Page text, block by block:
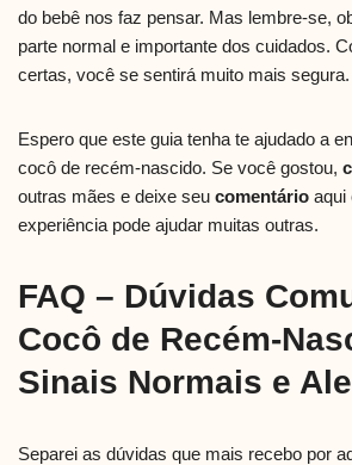
do bebê nos faz pensar. Mas lembre-se,
parte normal e importante dos cuidados.
certas, você se sentirá muito mais segura.
Espero que este guia tenha te ajudado a
cocô de recém-nascido. Se você gostou,
outras mães e deixe seu comentário aqui
experiência pode ajudar muitas outras.
FAQ – Dúvidas
Cocô de Recém-
Sinais Normais e
Separei as dúvidas que mais recebo por